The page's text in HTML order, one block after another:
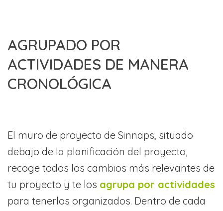
AGRUPADO POR
ACTIVIDADES DE MANERA
CRONOLÓGICA
El muro de proyecto de Sinnaps, situado
debajo de la planificación del proyecto,
recoge todos los cambios más relevantes de
tu proyecto y te los agrupa por actividades
para tenerlos organizados. Dentro de cada